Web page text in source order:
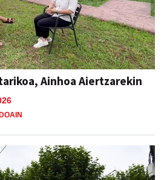
Ainhoa Aiertzarekin